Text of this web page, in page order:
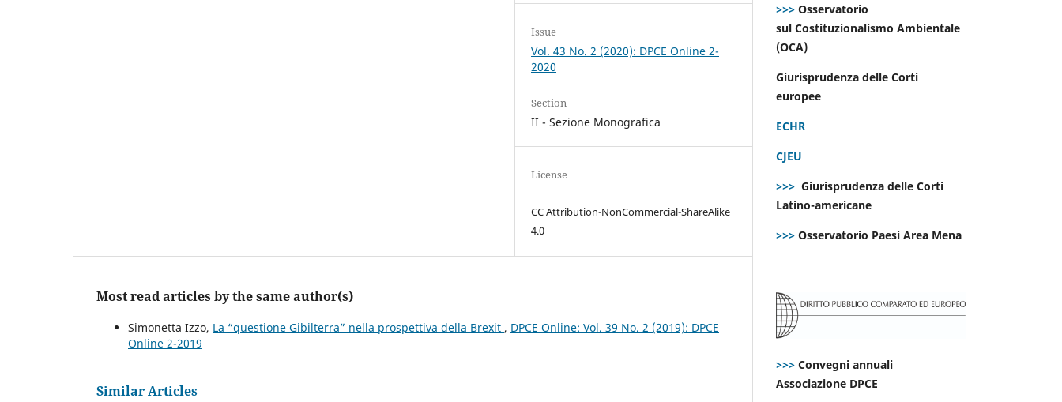
Issue
Vol. 43 No. 2 (2020): DPCE Online 2-
2020
Section
II - Sezione Monografica
License
CC Attribution-NonCommercial-ShareAlike
4.0
Most read articles by the same author(s)
Simonetta Izzo, La “questione Gibilterra” nella prospettiva della Brexit , DPCE Online: Vol. 39 No. 2 (2019): DPCE
Online 2-2019
Similar Articles
>>> Osservatorio
sul Costituzionalismo Ambientale
(OCA)
Giurisprudenza delle Corti
europee
ECHR
CJEU
>>> Giurisprudenza delle Corti
Latino-americane
>>> Osservatorio Paesi Area Mena
>>> Convegni annuali
Associazione DPCE